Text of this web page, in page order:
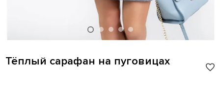
Тёплый сарафан на пуговицах